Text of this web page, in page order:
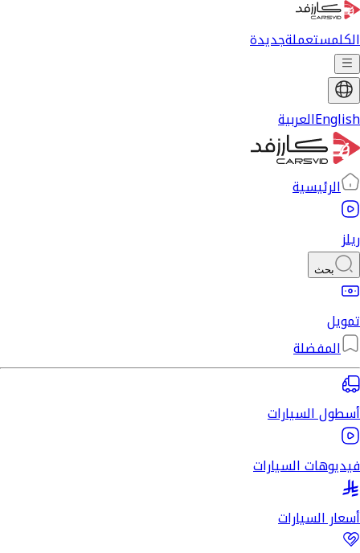
الكلمستعملةجديدة
Englishالعربية
الرئيسية
ريلز
بحث
تمويل
المفضلة
أسطول السيارات
فيديوهات السيارات
أسعار السيارات